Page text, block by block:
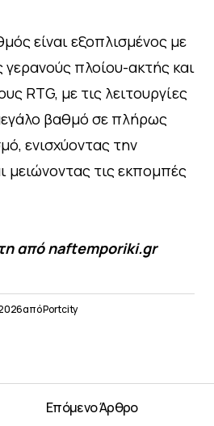
είναι εξοπλισμένος με
γερανούς πλοίου-ακτής και
RTG, με τις λειτουργίες
βαθμό σε πλήρως
ενισχύοντας την
μειώνοντας τις εκπομπές
από naftemporiki.gr
απόPortcity
Επόμενο Άρθρο